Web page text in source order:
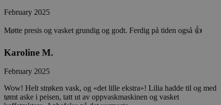
February 2025
Møtte presis og vasket grundig og godt. Ferdig på tiden også 👍
Karoline M.
February 2025
Wow! Helt strøken vask, og «det lille ekstra»! Lilia hadde til og med
tømt aske i peisen, tatt ut av oppvaskmaskinen og vasket